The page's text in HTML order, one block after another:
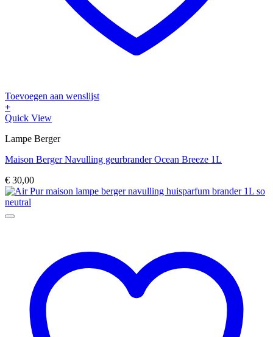
Toevoegen aan wenslijst
+
Quick View
Lampe Berger
Maison Berger Navulling geurbrander Ocean Breeze 1L
€ 30,00